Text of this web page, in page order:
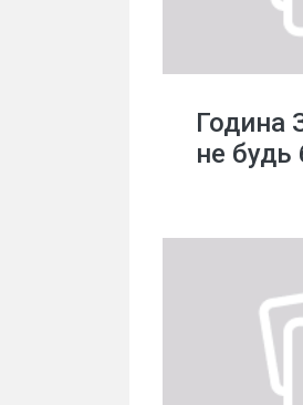
Година
не